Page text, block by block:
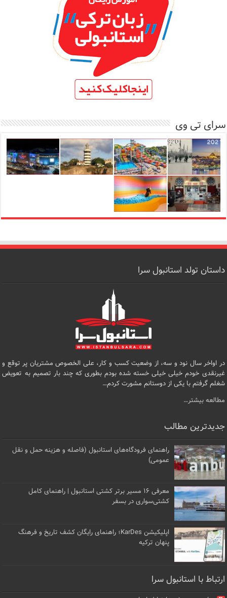
سرای تی وی
داستان تولد استانبول سرا
در اواخر سال نود و سه، از وضعیت کسب و کار، علی الخصوص مشتریان پر توقع و
غیرنقدی خودم خیلی خیلی خسته شده بودم بطوری که چند بار تصمیم به تعویض
شغلم گرفتم با یکی از دوستانم مشورت کردم…
مطالعه بیشتر…
جدیدترین مطالب
راهنمای فرودگاه‌های استانبول (فاصله و هزینه حمل و نقل
عمومی)
معرفی ۱۶ مسیر برتر کشتی استانبول | راهنمای کامل
کشتی‌سواری در بسفر
اپلیکیشن KarDes؛ راهنمای رایگان کشف تاریخ و فرهنگ
پنهان ترکیه
ارتباط با استانبول سرا